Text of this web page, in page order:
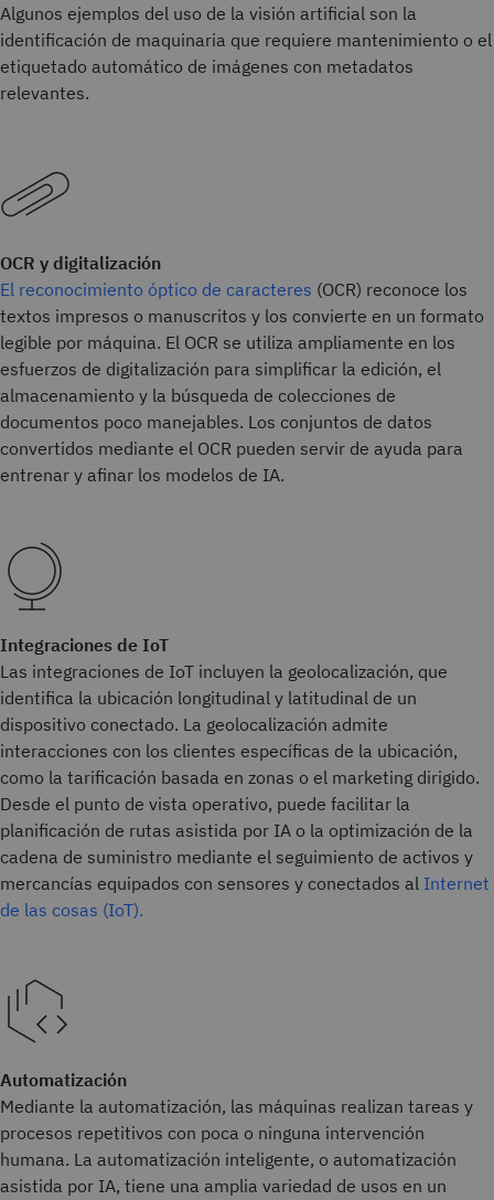
Algunos ejemplos del uso de la visión artificial son la
identificación de maquinaria que requiere mantenimiento o el
etiquetado automático de imágenes con metadatos
relevantes.
OCR y digitalización
El reconocimiento óptico de caracteres (OCR) reconoce los
textos impresos o manuscritos y los convierte en un formato
legible por máquina. El OCR se utiliza ampliamente en los
esfuerzos de digitalización para simplificar la edición, el
almacenamiento y la búsqueda de colecciones de
documentos poco manejables. Los conjuntos de datos
convertidos mediante el OCR pueden servir de ayuda para
entrenar y afinar los modelos de IA.
Integraciones de IoT
Las integraciones de IoT incluyen la geolocalización, que
identifica la ubicación longitudinal y latitudinal de un
dispositivo conectado. La geolocalización admite
interacciones con los clientes específicas de la ubicación,
como la tarificación basada en zonas o el marketing dirigido.
Desde el punto de vista operativo, puede facilitar la
planificación de rutas asistida por IA o la optimización de la
cadena de suministro mediante el seguimiento de activos y
mercancías equipados con sensores y conectados al Internet
de las cosas (IoT).
Automatización
Mediante la automatización, las máquinas realizan tareas y
procesos repetitivos con poca o ninguna intervención
humana. La automatización inteligente, o automatización
asistida por IA, tiene una amplia variedad de usos en un